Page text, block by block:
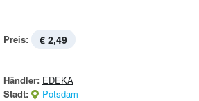
Preis: € 2,49
Händler: EDEKA
Stadt:
Potsdam